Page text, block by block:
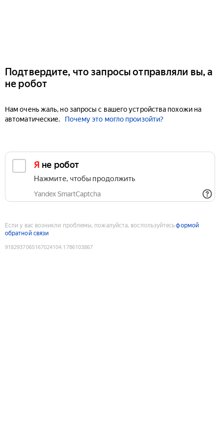
Подтвердите, что запросы отправляли вы, а
не робот
Нам очень жаль, но запросы с вашего устройства похожи на
автоматические.
Почему это могло произойти?
Я не робот
Нажмите, чтобы продолжить
Yandex SmartCaptcha
Если у вас возникли проблемы, пожалуйста, воспользуйтесьформой
обратной связи
9182937065167024104:1786103867